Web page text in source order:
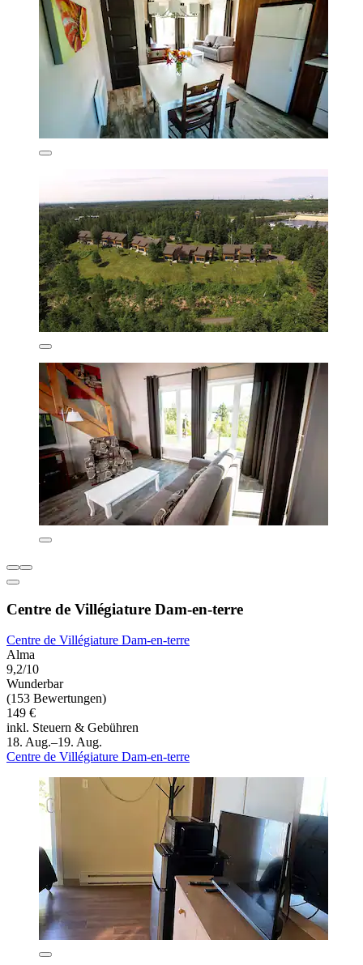
Centre de Villégiature Dam-en-terre
Centre de Villégiature Dam-en-terre
Alma
9,2/10
Wunderbar
(153 Bewertungen)
149 €
inkl. Steuern & Gebühren
18. Aug.–19. Aug.
Centre de Villégiature Dam-en-terre